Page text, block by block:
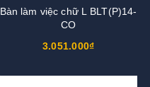
Bàn làm việc chữ L BLT(P)14-
CO
3.051.000₫